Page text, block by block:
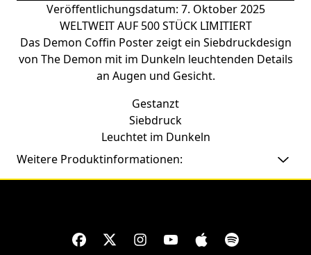
Veröffentlichungsdatum: 7. Oktober 2025
WELTWEIT AUF 500 STÜCK LIMITIERT
Das Demon Coffin Poster zeigt ein Siebdruckdesign
von The Demon mit im Dunkeln leuchtenden Details
an Augen und Gesicht.
Gestanzt
Siebdruck
Leuchtet im Dunkeln
Weitere Produktinformationen: